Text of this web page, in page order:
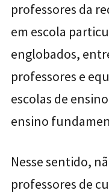
professores da
em escola
englobados,
professores e
escolas de
ensino
Nesse sentido,
professores de